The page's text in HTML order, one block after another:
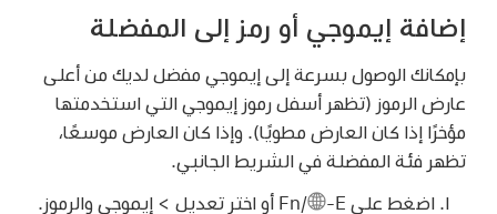
إضافة إيموجي أو رمز إلى المفضلة
بإمكانك الوصول بسرعة إلى إيموجي مفضل لديك من أعلى
عارض الرموز (تظهر أسفل رموز إيموجي التي استخدمتها
مؤخرًا إذا كان العارض مطويًا). وإذا كان العارض موسعًا،
تظهر فئة المفضلة في الشريط الجانبي.
اضغط على Fn/ -E أو اختر تعديل > إيموجي والرموز.